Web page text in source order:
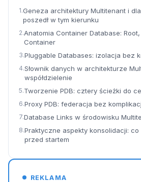
Geneza architektury Multitenant i
poszedł w tym kierunku
Anatomia Container Database:
Container
Pluggable Databases: izolacja bez
Słownik danych w architekturze
współdzielenie
Tworzenie PDB: cztery ścieżki do
Proxy PDB: federacja bez
Database Links w środowisku
Praktyczne aspekty konsolidacji:
przed startem
REKLAMA